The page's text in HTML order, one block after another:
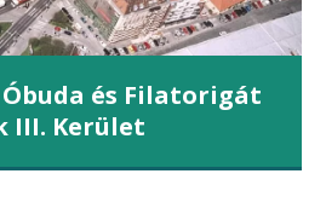
és Filatorigát
III. Kerület